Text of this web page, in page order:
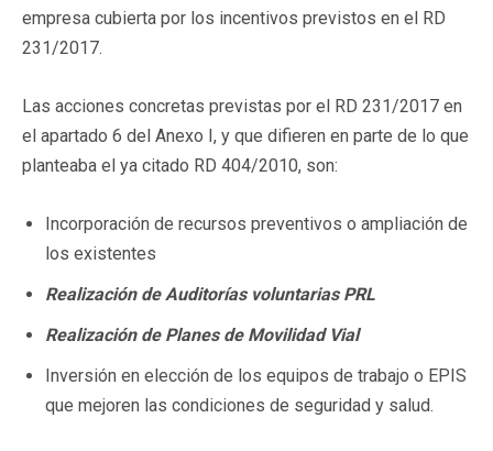
empresa cubierta por los incentivos previstos en el RD
231/2017.
Las acciones concretas previstas por el RD 231/2017 en
el apartado 6 del Anexo I, y que difieren en parte de lo que
planteaba el ya citado RD 404/2010, son:
Incorporación de recursos preventivos o ampliación de
los existentes
Realización de Auditorías voluntarias PRL
Realización de Planes de Movilidad Vial
Inversión en elección de los equipos de trabajo o EPIS
que mejoren las condiciones de seguridad y salud.